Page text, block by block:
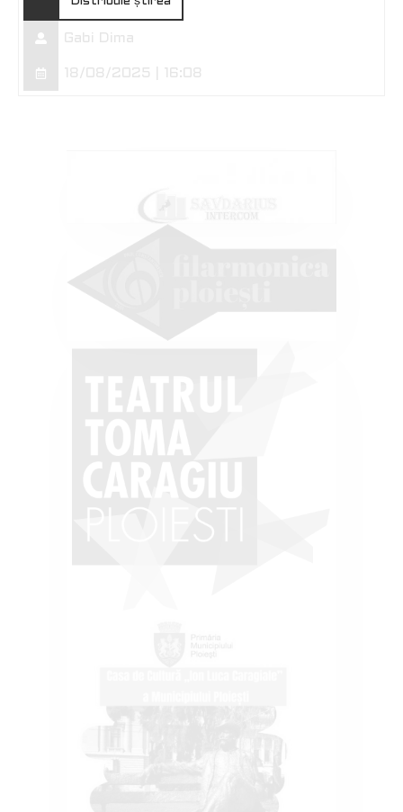
Gabi Dima
18/08/2025 | 16:08